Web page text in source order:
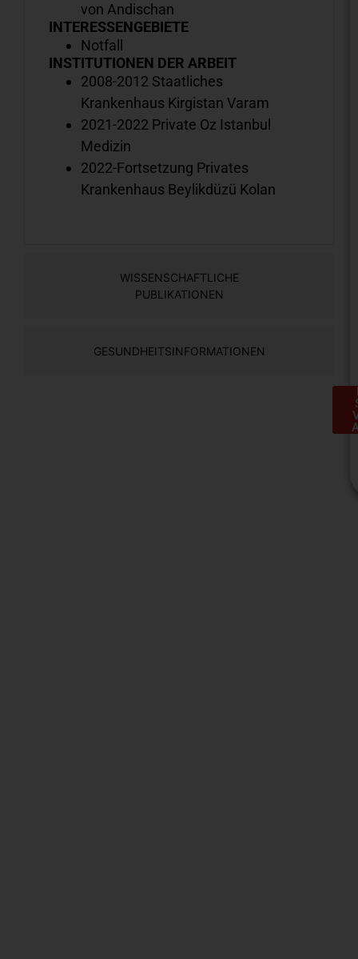
WISSENSCHAFTLICHE
PUBLIKATIONEN
GESUNDHEITSINFORMATIONEN
von Andischan
INTERESSENGEBIETE
Notfall
INSTITUTIONEN DER ARBEIT
2008-2012 Staatliches
Krankenhaus Kirgistan Varam
2021-2022 Private Oz Istanbul
Medizin
2022-Fortsetzung Privates
Krankenhaus Beylikdüzü Kolan